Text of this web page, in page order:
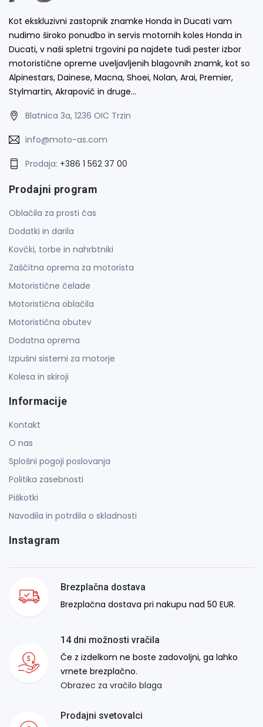
Kot ekskluzivni zastopnik znamke Honda in Ducati vam
nudimo široko ponudbo in servis motornih koles Honda in
Ducati, v naši spletni trgovini pa najdete tudi pester izbor
motoristične opreme uveljavljenih blagovnih znamk, kot so
Alpinestars, Dainese, Macna, Shoei, Nolan, Arai, Premier,
Stylmartin, Akrapovič in druge…
Blatnica 3a, 1236 OIC Trzin
info@moto-as.com
Prodaja: +386 1 562 37 00
Prodajni program
Oblačila za prosti čas
Dodatki in darila
Kovčki, torbe in nahrbtniki
Zaščitna oprema za motorista
Motoristične čelade
Motoristična oblačila
Motoristična obutev
Dodatna oprema
Izpušni sistemi za motorje
Kolesa in skiroji
Informacije
Kontakt
O nas
Splošni pogoji poslovanja
Politika zasebnosti
Piškotki
Navodila in potrdila o skladnosti
Instagram
Brezplačna dostava
Brezplačna dostava pri nakupu nad 50 EUR.
14 dni možnosti vračila
Če z izdelkom ne boste zadovoljni, ga lahko
vrnete brezplačno.
Obrazec za vračilo blaga
Prodajni svetovalci